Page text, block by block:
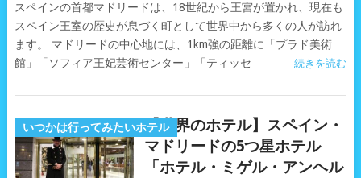
スペインの首都マドリードは、18世紀から王宮が置かれ、現在も
スペイン王室の歴史が息づく町として世界中から多くの人が訪れ
ます。 マドリードの中心地には、1km強の距離に「プラド美術
館」「ソフィア王妃芸術センター」「ティッセ
続きを読む
いつかは行ってみたいホテル【世界のホテル】スペイン・
マドリードの5つ星ホテル
「ホテル・ミゲル・アンヘル